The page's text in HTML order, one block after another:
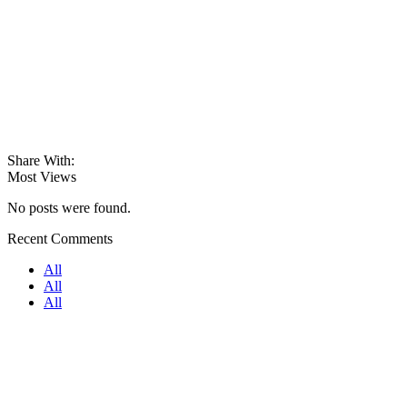
Share With:
Most Views
No posts were found.
Recent Comments
All
All
All